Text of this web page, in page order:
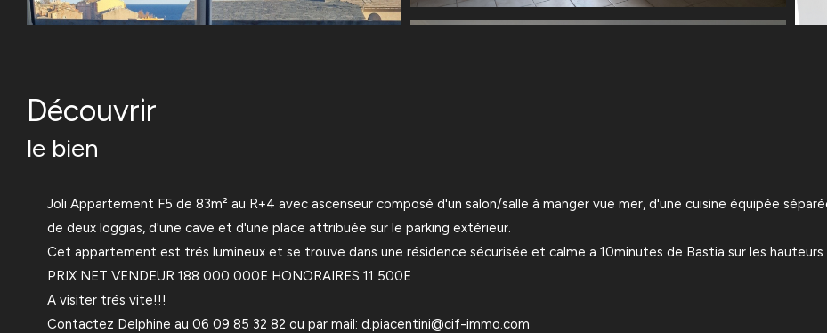
découvrir
le bien
Joli Appartement F5 de 83m² au R+4 avec ascenseur composé d'un salon/salle à manger vue mer, d'une cuisine équipée
de deux loggias, d'une cave et d'une place attribuée sur le parking extérieur.
Cet appartement est trés lumineux et se trouve dans une résidence sécurisée et calme a 10minutes de Bastia sur les
PRIX NET VENDEUR 188 000 000E HONORAIRES 11 500E
A visiter trés vite!!!
Contactez Delphine au 06 09 85 32 82 ou par mail: d.piacentini@cif-immo.com